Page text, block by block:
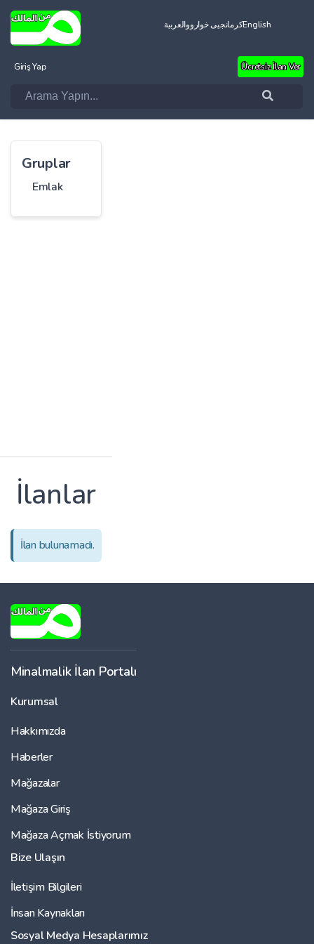
العربيةکرمانجیی خوارووEnglish
Giriş Yap Ücretsiz İlan Ver
Gruplar
Emlak
İlanlar
İlan bulunamadı.
Minalmalik İlan Portalı
Kurumsal
Hakkımızda
Haberler
Mağazalar
Mağaza Giriş
Mağaza Açmak İstiyorum
Bize Ulaşın
İletişim Bilgileri
İnsan Kaynakları
Sosyal Medya Hesaplarımız